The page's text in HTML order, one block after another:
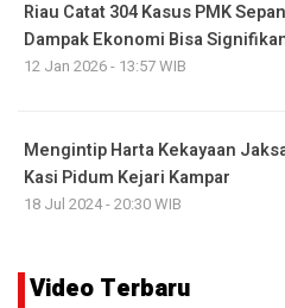
Riau Catat 304 Kasus PMK
Dampak Ekonomi Bisa
12 Jan 2026 - 13:57 WIB
Mengintip Harta Kekayaan
Kasi Pidum Kejari Kampar
18 Jul 2024 - 20:30 WIB
Video Terbaru